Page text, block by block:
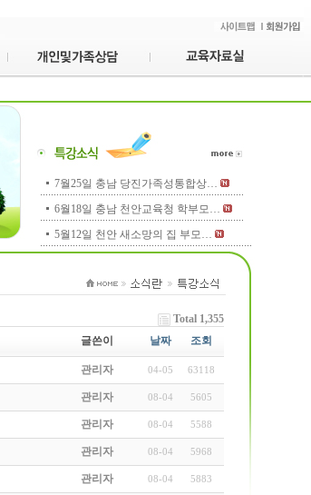
7월25일 충남 당진가족성통합상…
6월18일 충남 천안교육청 학부모…
5월12일 천안 새소망의 집 부모…
Total 1,355
글쓴이 날짜 조회
관리자 04-05 63118
관리자 08-04 5605
관리자 08-04 5588
관리자 08-04 5968
관리자 08-04 5883